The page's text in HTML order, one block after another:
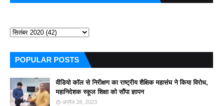
POPULAR POSTS
वीडियो कॉल से निरीक्षण का राष्ट्रीय शैक्षिक महासंघ ने किया विरोध,
महानिदेशक स्कूल शिक्षा को सौंपा ज्ञापन
अप्रैल 28, 2023